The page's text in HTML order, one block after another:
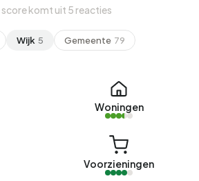
score komt uit 5 reacties
Wijk 5 Gemeente 79
Woningen
Voorzieningen